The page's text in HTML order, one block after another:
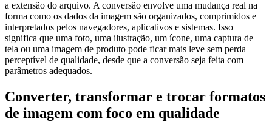
a extensão do arquivo. A conversão envolve uma mudança real na
forma como os dados da imagem são organizados, comprimidos e
interpretados pelos navegadores, aplicativos e sistemas. Isso
significa que uma foto, uma ilustração, um ícone, uma captura de
tela ou uma imagem de produto pode ficar mais leve sem perda
perceptível de qualidade, desde que a conversão seja feita com
parâmetros adequados.
Converter, transformar e trocar formatos
de imagem com foco em qualidade